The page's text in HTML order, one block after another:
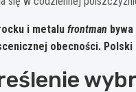
i metalu frontman
obecności.